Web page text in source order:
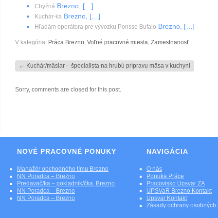
Chyžná Brezno, […]
Kuchár-ka Brezno, […]
Hľadám operátora pre vývozku Ponsse Bufalo Brezno, […]
V kategória: Práca Brezno, Voľné pracovné miesta, Zamestnanosť
← Kuchár/mäsiar – špecialista na hrubú prípravu mäsa v kuchyni
Sorry, comments are closed for this post.
NOVÉ PRACOVNÉ PONUKY
Manažér obchodného tímu Brezno
NN Poradca – Brezno
Predavač/ka – pokladník/čka, Brezno
NN Poradca – Brezno
NN Poradca – Brezno
NAVIGÁCIA
O nás
Ponuka Práce
Pracovisko Upsvar ZA
UPSVaR Brezno Kontakt
Upsvar Kontakt
Zásady ochrany osobných